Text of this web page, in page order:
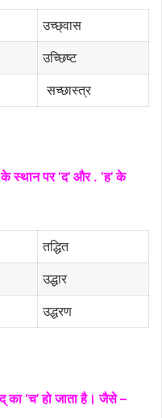
उच्छ्वास
उच्छिष्ट
सच्छास्त्र
के स्थान पर ‘द’ और . ‘ह’ के
तद्धित
उद्धार
उद्धरण
का ‘च’ हो जाता है। जैसे –